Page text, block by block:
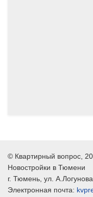
© Квартирный вопрос ,
Новостройки в Тюмени
г. Тюмень , ул.
Электронная почта: